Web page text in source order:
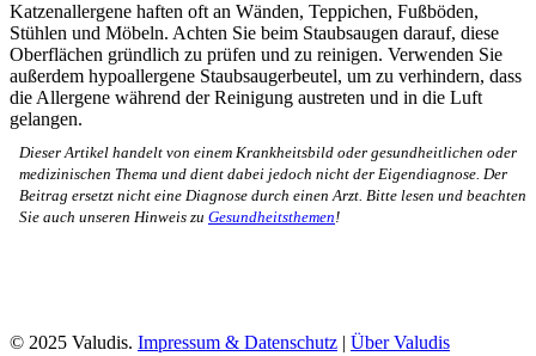
Katzenallergene haften oft an Wänden, Teppichen, Fußböden,
Stühlen und Möbeln. Achten Sie beim Staubsaugen darauf, diese
Oberflächen gründlich zu prüfen und zu reinigen. Verwenden Sie
außerdem hypoallergene Staubsaugerbeutel, um zu verhindern, dass
die Allergene während der Reinigung austreten und in die Luft
gelangen.
Dieser Artikel handelt von einem Krankheitsbild oder gesundheitlichen oder
medizinischen Thema und dient dabei jedoch nicht der Eigendiagnose. Der
Beitrag ersetzt nicht eine Diagnose durch einen Arzt. Bitte lesen und beachten
Sie auch unseren Hinweis zu Gesundheitsthemen!
© 2025 Valudis. Impressum & Datenschutz Über Valudis